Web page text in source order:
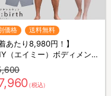
価格 送料無料
着あたり8,980円！】
（エイミー）ボディメンテ
スウェア リカバース／半袖
ボン／2着セット／上下セ
／リカバリーウェア
（税込）